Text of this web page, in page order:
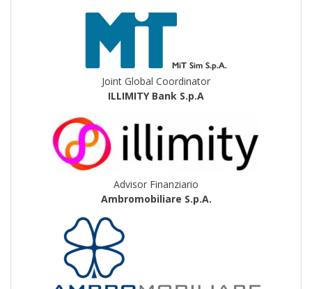
Joint Global Coordinator
ILLIMITY Bank S.p.A
Advisor Finanziario
Ambromobiliare S.p.A.